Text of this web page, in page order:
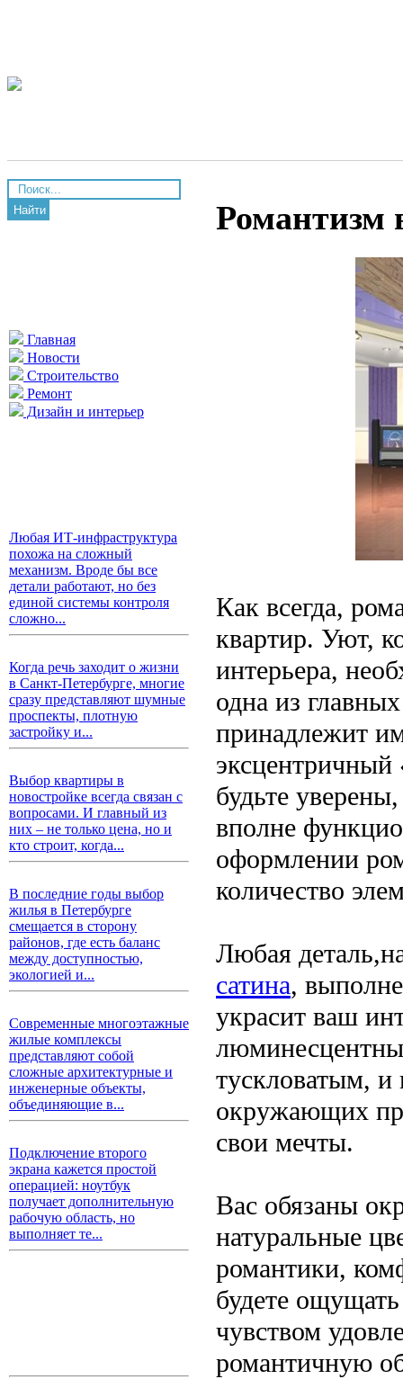
Найти
Главная
Новости
Строительство
Ремонт
Дизайн и интерьер
Любая ИТ-инфраструктура
похожа на сложный
механизм. Вроде бы все
детали работают, но без
единой системы контроля
сложно...
Когда речь заходит о жизни
в Санкт-Петербурге, многие
сразу представляют шумные
проспекты, плотную
застройку и...
Выбор квартиры в
новостройке всегда связан с
вопросами. И главный из
них – не только цена, но и
кто строит, когда...
В последние годы выбор
жилья в Петербурге
смещается в сторону
районов, где есть баланс
между доступностью,
экологией и...
Современные многоэтажные
жилые комплексы
представляют собой
сложные архитектурные и
инженерные объекты,
объединяющие в...
Подключение второго
экрана кажется простой
операцией: ноутбук
получает дополнительную
рабочую область, но
выполняет те...
Романтизм
Как всегда,
квартир. Уют,
интерьера,
одна из
принадлежит
будьте
вполне
оформлении
количество
Любая
сатина,
украсит ваш
тускловатым, и
окружающих
свои мечты.
Вас обязаны
натуральные
романтики,
будете
чувством
романтичную